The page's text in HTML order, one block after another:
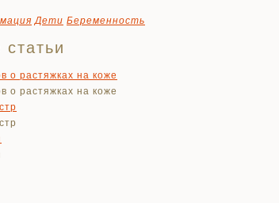
Дети Беременность
о растяжках на коже
о растяжках на коже